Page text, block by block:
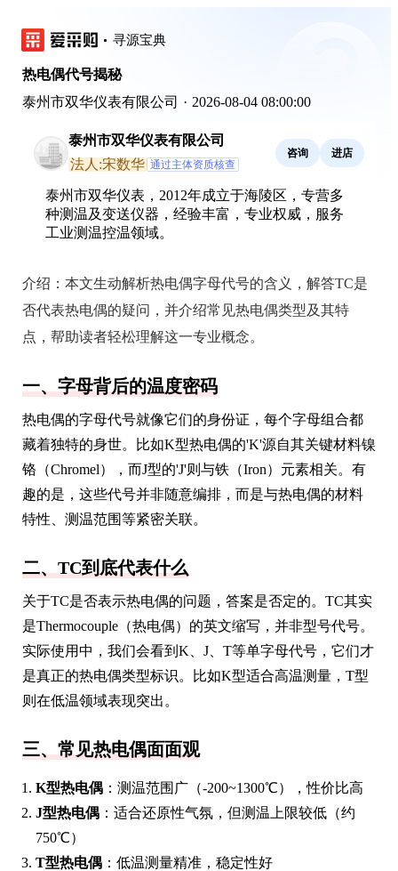
寻源宝典
热电偶代号揭秘
泰州市双华仪表有限公司 · 2026-08-04 08:00:00
泰州市双华仪表有限公司
法人:宋数华 通过主体资质核查
咨询 进店
泰州市双华仪表，2012年成立于海陵区，专营多
种测温及变送仪器，经验丰富，专业权威，服务
工业测温控温领域。
介绍： 本文生动解析热电偶字母代号的含义，解答TC是
否代表热电偶的疑问，并介绍常见热电偶类型及其特
点，帮助读者轻松理解这一专业概念。
一、字母背后的温度密码
热电偶的字母代号就像它们的身份证，每个字母组合都
藏着独特的身世。比如K型热电偶的'K'源自其关键材料镍
铬（Chromel），而J型的'J'则与铁（Iron）元素相关。有
趣的是，这些代号并非随意编排，而是与热电偶的材料
特性、测温范围等紧密关联。
二、TC到底代表什么
关于TC是否表示热电偶的问题，答案是否定的。TC其实
是Thermocouple（热电偶）的英文缩写，并非型号代号。
实际使用中，我们会看到K、J、T等单字母代号，它们才
是真正的热电偶类型标识。比如K型适合高温测量，T型
则在低温领域表现突出。
三、常见热电偶面面观
K型热电偶 ：测温范围广（-200~1300℃），性价比高
J型热电偶 ：适合还原性气氛，但测温上限较低（约
750℃）
T型热电偶 ：低温测量精准，稳定性好